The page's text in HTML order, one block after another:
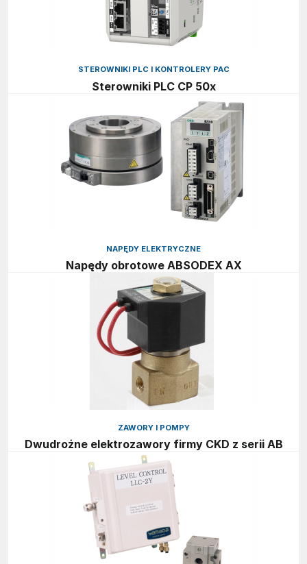
STEROWNIKI PLC I KONTROLERY PAC
Sterowniki PLC CP 50x
NAPĘDY ELEKTRYCZNE
Napędy obrotowe ABSODEX AX
ZAWORY I POMPY
Dwudrożne elektrozawory firmy CKD z serii AB